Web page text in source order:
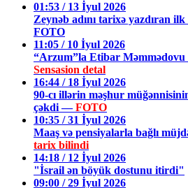
01:53 / 13 İyul 2026
Zeynəb adını tarixə yazdıran
FOTO
11:05 / 10 İyul 2026
“Arzum”la Etibar
Sensasion detal
16:44 / 18 İyul 2026
90-cı illərin məşhur
çəkdi —FOTO
10:35 / 31 İyul 2026
Maaş və pensiyalarla bağlı
tarix bilindi
14:18 / 12 İyul 2026
"İsrail ən böyük dostunu itirdi"
09:00 / 29 İyul 2026